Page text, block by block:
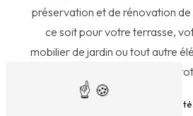
préservation et de rénovation
ce soit pour votre terrasse,
mobilier de jardin ou tout autre
équipe qualifiée est à
Des professionnels